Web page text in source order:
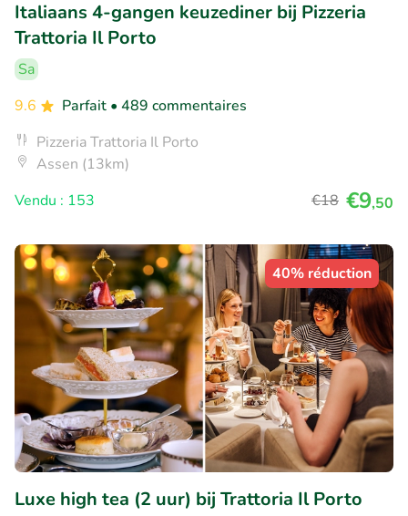
Italiaans 4-gangen keuzediner bij Pizzeria
Trattoria Il Porto
Sa
9.6
Parfait • 489 commentaires
Pizzeria Trattoria Il Porto
Assen (13km)
Vendu : 153
€18 €9,50
40% réduction
Luxe high tea (2 uur) bij Trattoria Il Porto